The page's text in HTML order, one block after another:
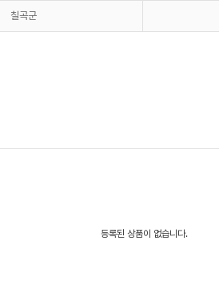
칠곡군
등록된 상품이 없습니다.